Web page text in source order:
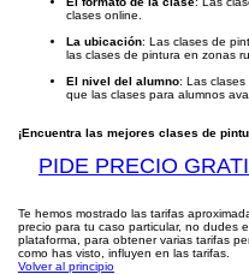
clases online.
La ubicación: Las clases de
las clases de pintura en zonas
El nivel del alumno: Las clases
que las clases para alumnos
¡Encuentra las mejores clases de
PIDE PRECIO
Te hemos mostrado las tarifas
precio para tu caso particular, no dudes
plataforma, para obtener varias tarifas
como has visto, influyen en las tarifas.
Volver al principio